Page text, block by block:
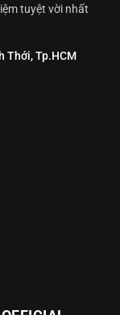
tuyệt vời nhất
Thới, Tp.HCM